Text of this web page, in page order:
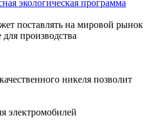
экологическая программа
поставлять на мировой рынок
производства
никеля позволит
электромобилей